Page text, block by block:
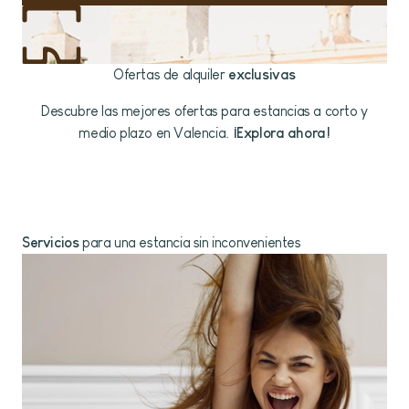
Ofertas de alquiler exclusivas
Descubre las mejores ofertas para estancias a corto y
medio plazo en Valencia. ¡Explora ahora!
Serviciospara una estancia sin inconvenientes